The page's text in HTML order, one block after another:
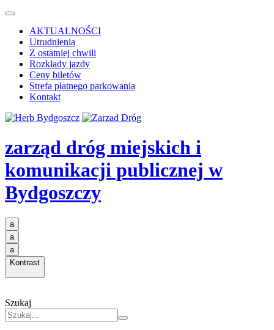
AKTUALNOŚCI
Utrudnienia
Z ostatniej chwili
Rozkłady jazdy
Ceny biletów
Strefa płatnego parkowania
Kontakt
zarząd dróg miejskich i
komunikacji publicznej w
Bydgoszczy
a
a
a
Kontrast
Szukaj